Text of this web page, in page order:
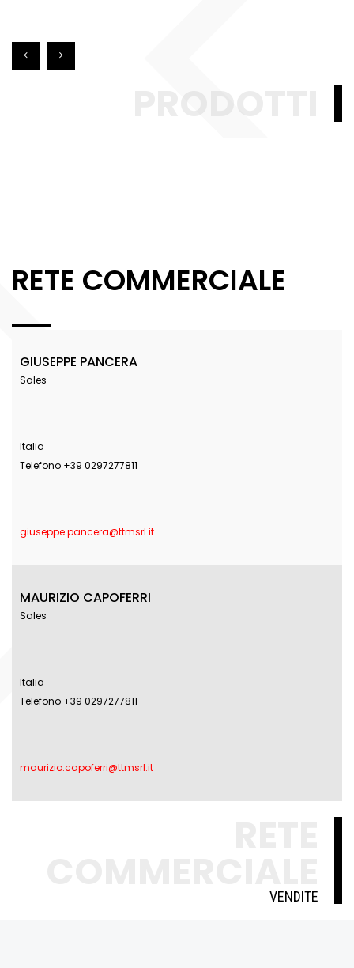
RETE COMMERCIALE
GIUSEPPE PANCERA
Sales
Italia
Telefono +39 0297277811
giuseppe.pancera@ttmsrl.it
MAURIZIO CAPOFERRI
Sales
Italia
Telefono +39 0297277811
maurizio.capoferri@ttmsrl.it
VENDITE